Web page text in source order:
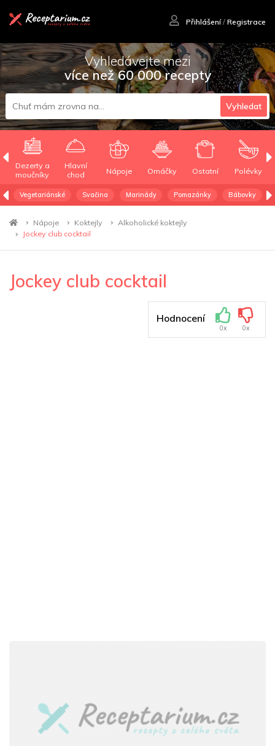
Přihlášení/ Registrace
Vyhledávejte mezi
více než 60 000 recepty
Vyhledat
Dezerty a
moučníky
Hlavní
chod
Nápoje Omáčky Ostatní Polévky
Vegetariánské Svačina Marinády Pomazánky Bábovky
Nápoje Koktejly
Alkoholické koktejly
Jockey club cocktail
Jockey club cocktail
Hodnocení
0x 0x